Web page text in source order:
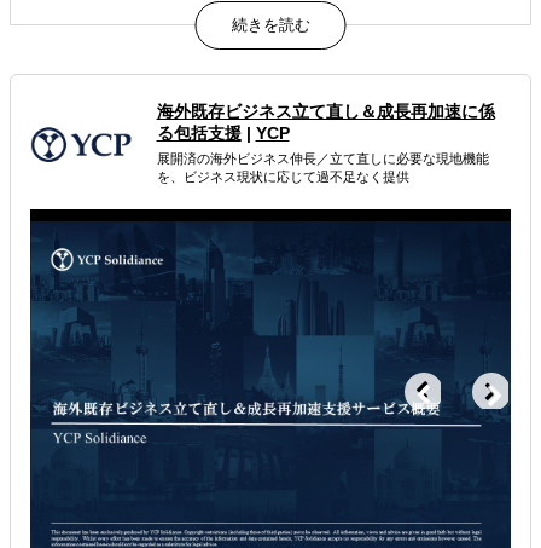
アジア圏における3,000件以上のコンサルティングプロジ
ェクト経験に基づく、海外市場向け営業ページ設計＆広告
プロジェクト着手から3ヶ月で成果を創出するスピード
属するジャンル
販路拡大（営業代行・販売代理店探し） 商談会開催
海外展示会出展
解決できる課題
自社事業に最適な進出形態を知りたい
自社商材に最適な販売方法を知りたい
海外既存ビジネス立て直し＆成長再加速に係
る包括支援| YCP
展開済の海外ビジネス伸長／立て直しに必要な現地機能
を、ビジネス現状に応じて過不足なく提供